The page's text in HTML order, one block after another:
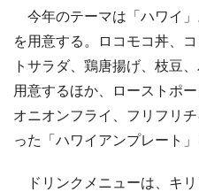
今年のテーマは「ハワイ
を用意する。ロコモコ丼、
トサラダ、鶏唐揚げ、枝豆
用意するほか、ローストポ
オニオンフライ、フリフリ
った「ハワイアンプレート」
ドリンクメニューは、キ